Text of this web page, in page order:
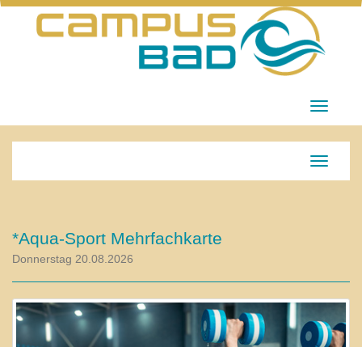
Menü
*Aqua-Sport Mehrfachkarte
Donnerstag 20.08.2026